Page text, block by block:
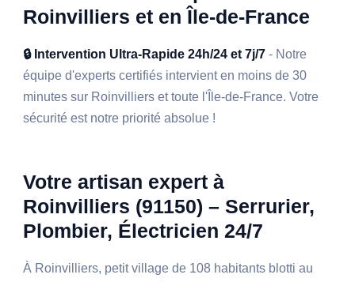
Roinvilliers et en Île-de-France
🔒 Intervention Ultra-Rapide 24h/24 et 7j/7 - Notre
équipe d'experts certifiés intervient en moins de 30
minutes sur Roinvilliers et toute l'Île-de-France. Votre
sécurité est notre priorité absolue !
Votre artisan expert à
Roinvilliers (91150) – Serrurier,
Plombier, Électricien 24/7
À Roinvilliers, petit village de 108 habitants blotti au